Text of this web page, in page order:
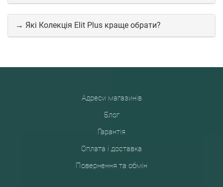
→ Які Колекція Elit Plus краще обрати?
Адреси магазинів
Блог
Гарантія
Оплата і доставка
Повернення та обмін